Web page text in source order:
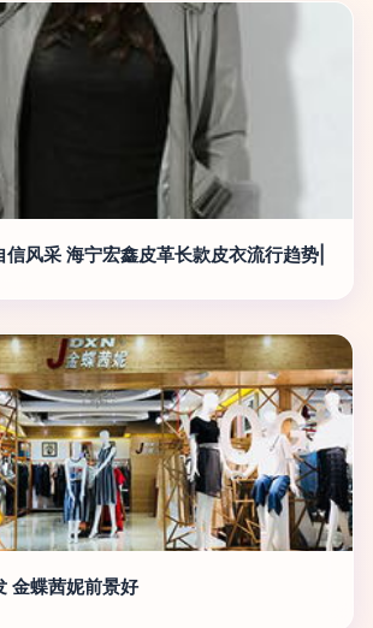
风采 海宁宏鑫皮革长款皮衣流行趋势|
金蝶茜妮前景好